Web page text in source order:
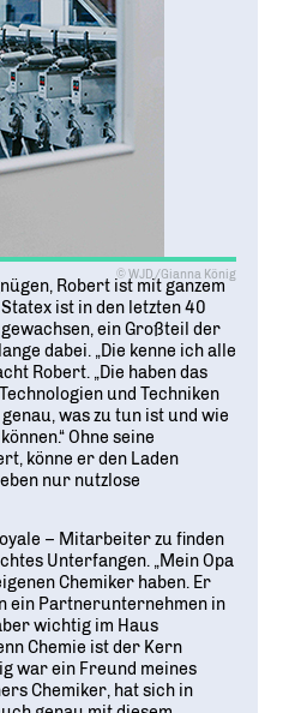
© WJD/Gianna König
Robert ist mit ganzem
ist in den letzten 40
ein Großteil der
dabei. „Die kenne ich alle
Robert. „Die haben das
und Techniken
was zu tun ist und wie
Ohne seine
könne er den Laden
nur nutzlose
– Mitarbeiter zu finden
Unterfangen. „Mein Opa
Chemiker haben. Er
ein Partnerunternehmen in
wichtig im Haus
Chemie ist der Kern
war ein Freund meines
Chemiker, hat sich in